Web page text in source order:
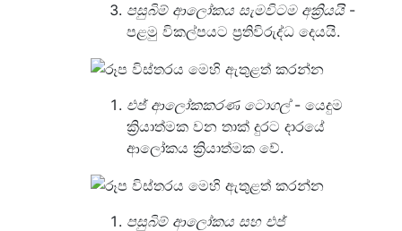
පසුබිම් ආලෝකය සැමවිටම අක්‍රියයි-
පළමු විකල්පයට ප්‍රතිවිරුද්ධ දෙයයි.
එජ් ආලෝකකරණ ටොගල්- යෙදුම
ක්‍රියාත්මක වන තාක් දුරට දාරයේ
ආලෝකය ක්‍රියාත්මක වේ.
පසුබිම් ආලෝකය සහ එජ්